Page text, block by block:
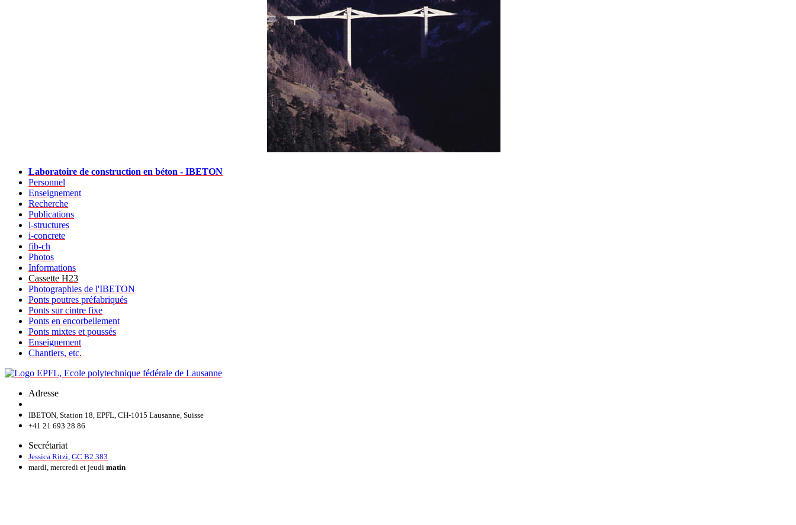
Laboratoire de construction en béton - IBETON
Personnel
Enseignement
Recherche
Publications
i-structures
i-concrete
fib-ch
Photos
Informations
Cassette H23
Photographies de l'IBETON
Ponts poutres préfabriqués
Ponts sur cintre fixe
Ponts en encorbellement
Ponts mixtes et poussés
Enseignement
Chantiers, etc.
Adresse
IBETON, Station 18, EPFL, CH-1015 Lausanne, Suisse
+41 21 693 28 86
Secrétariat
Jessica Ritzi GC B2 383
mardi, mercredi et jeudi matin